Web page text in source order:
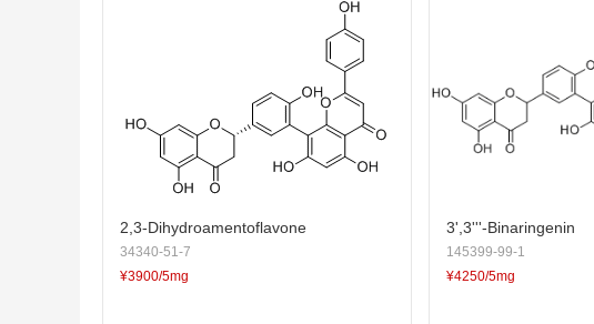
2,3-Dihydroamentoflavone
34340-51-7
¥3900/5mg
3',3'''-Binaringenin
145399-99-1
¥4250/5mg